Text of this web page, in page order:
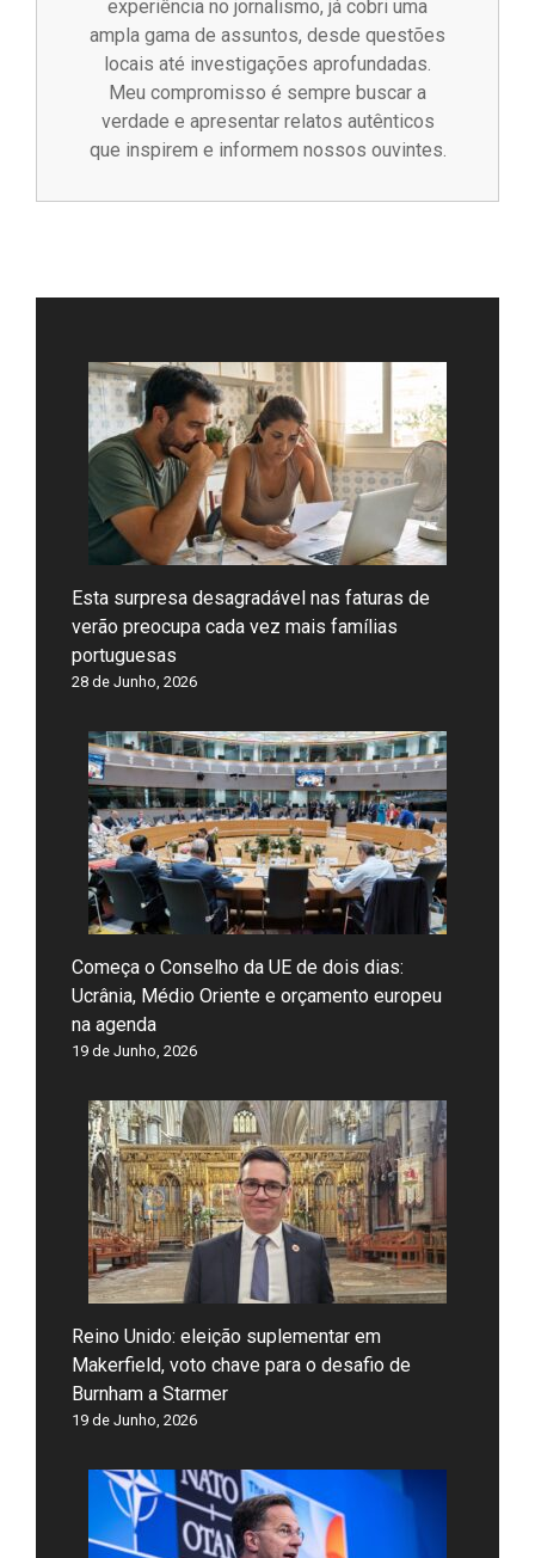
experiência no jornalismo, já cobri uma
ampla gama de assuntos, desde questões
locais até investigações aprofundadas.
Meu compromisso é sempre buscar a
verdade e apresentar relatos autênticos
que inspirem e informem nossos ouvintes.
Esta surpresa desagradável nas faturas de
verão preocupa cada vez mais famílias
portuguesas
28 de Junho, 2026
Começa o Conselho da UE de dois dias:
Ucrânia, Médio Oriente e orçamento europeu
na agenda
19 de Junho, 2026
Reino Unido: eleição suplementar em
Makerfield, voto chave para o desafio de
Burnham a Starmer
19 de Junho, 2026